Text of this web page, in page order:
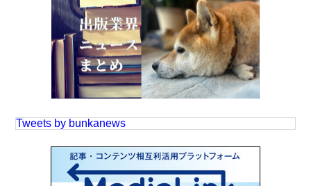
Tweets by bunkanews